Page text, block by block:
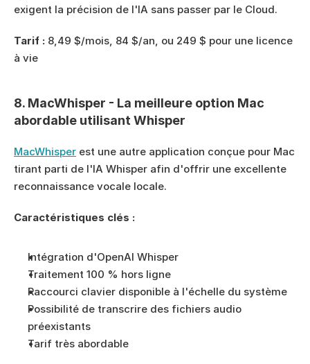
exigent la précision de l'IA sans passer par le Cloud.
Tarif : 8,49 $/mois, 84 $/an, ou 249 $ pour une licence
à vie
8. MacWhisper - La meilleure option Mac
abordable utilisant Whisper
MacWhisper est une autre application conçue pour Mac
tirant parti de l'IA Whisper afin d'offrir une excellente
reconnaissance vocale locale.
Caractéristiques clés :
Intégration d'OpenAI Whisper
Traitement 100 % hors ligne
Raccourci clavier disponible à l'échelle du système
Possibilité de transcrire des fichiers audio
préexistants
Tarif très abordable